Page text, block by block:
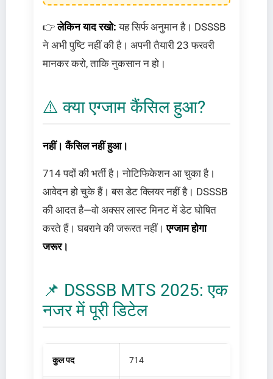
👉लेकिन याद रखो: यह सिर्फ अनुमान है। DSSSB
ने अभी पुष्टि नहीं की है। अपनी तैयारी 23 फरवरी
मानकर करो, ताकि नुकसान न हो।
⚠️ क्या एग्जाम कैंसिल हुआ?
नहीं। कैंसिल नहीं हुआ।
714 पदों की भर्ती है। नोटिफिकेशन आ चुका है।
आवेदन हो चुके हैं। बस डेट क्लियर नहीं है। DSSSB
की आदत है—वो अक्सर लास्ट मिनट में डेट घोषित
करते हैं। घबराने की जरूरत नहीं।एग्जाम होगा
जरूर।
📌 DSSSB MTS 2025: एक
नजर में पूरी डिटेल
कुल पद 714